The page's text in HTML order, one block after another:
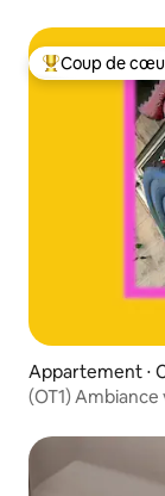
Coups de cœur
Coup de
Appartement ⋅
(OT1)